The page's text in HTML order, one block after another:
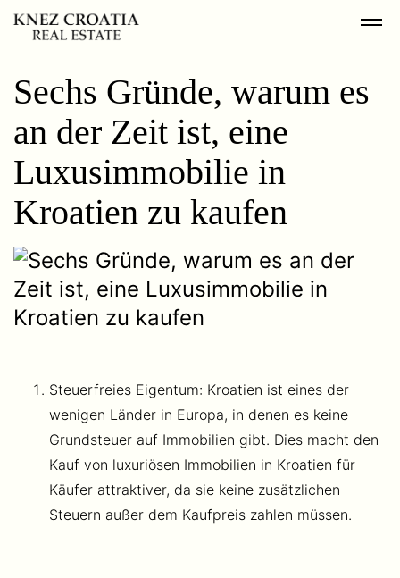
Sechs Gründe, warum es
an der Zeit ist, eine
Luxusimmobilie in
Kroatien zu kaufen
Steuerfreies Eigentum: Kroatien ist eines der
wenigen Länder in Europa, in denen es keine
Grundsteuer auf Immobilien gibt. Dies macht den
Kauf von luxuriösen Immobilien in Kroatien für
Käufer attraktiver, da sie keine zusätzlichen
Steuern außer dem Kaufpreis zahlen müssen.